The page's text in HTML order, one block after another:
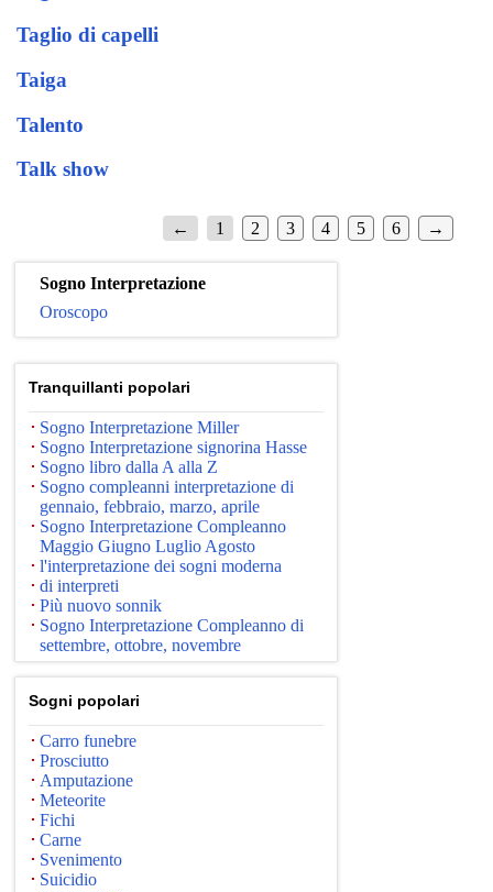
Taglio di capelli
Taiga
Talento
Talk show
← 1 2 3 4 5 6 →
Sogno Interpretazione
Oroscopo
Tranquillanti popolari
Sogno Interpretazione Miller
Sogno Interpretazione signorina Hasse
Sogno libro dalla A alla Z
Sogno compleanni interpretazione di
gennaio, febbraio, marzo, aprile
Sogno Interpretazione Compleanno
Maggio Giugno Luglio Agosto
l'interpretazione dei sogni moderna
di interpreti
Più nuovo sonnik
Sogno Interpretazione Compleanno di
settembre, ottobre, novembre
Sogni popolari
Carro funebre
Prosciutto
Amputazione
Meteorite
Fichi
Carne
Svenimento
Suicidio